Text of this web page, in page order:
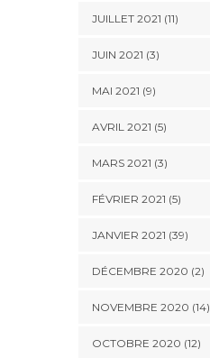
JUILLET 2021 (11)
JUIN 2021 (3)
MAI 2021 (9)
AVRIL 2021 (5)
MARS 2021 (3)
FÉVRIER 2021 (5)
JANVIER 2021 (39)
DÉCEMBRE 2020 (2)
NOVEMBRE 2020 (14)
OCTOBRE 2020 (12)